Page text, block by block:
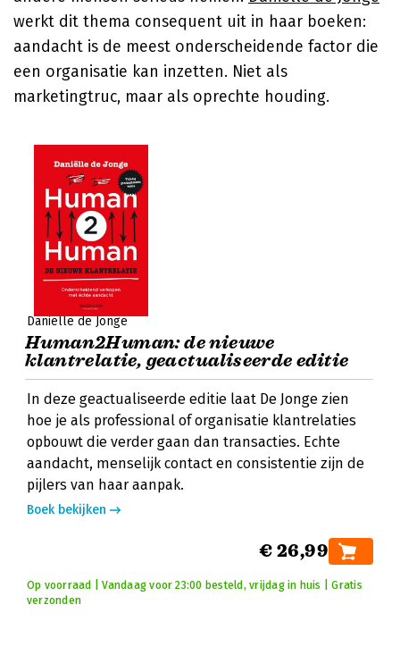
werkt dit thema consequent uit in haar boeken:
aandacht is de meest onderscheidende factor die
een organisatie kan inzetten. Niet als
marketingtruc, maar als oprechte houding.
Daniëlle de Jonge
Human2Human: de nieuwe
klantrelatie, geactualiseerde editie
In deze geactualiseerde editie laat De Jonge zien
hoe je als professional of organisatie klantrelaties
opbouwt die verder gaan dan transacties. Echte
aandacht, menselijk contact en consistentie zijn de
pijlers van haar aanpak.
Boek bekijken
€ 26,99
Op voorraad | Vandaag voor 23:00 besteld, vrijdag in huis | Gratis
verzonden